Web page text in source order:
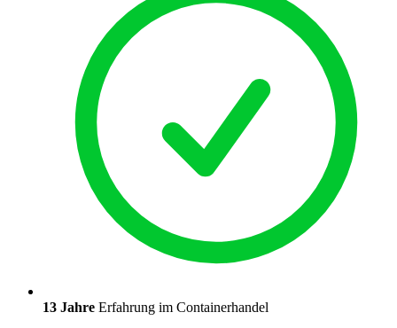
13 Jahre Erfahrung im Containerhandel